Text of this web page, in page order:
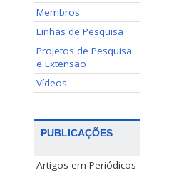
Membros
Linhas de Pesquisa
Projetos de Pesquisa
e Extensão
Vídeos
PUBLICAÇÕES
Artigos em Periódicos